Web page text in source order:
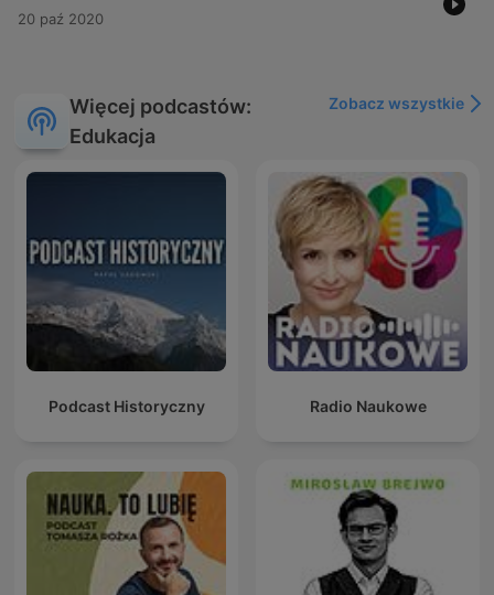
20 paź 2020
Więcej podcastów:
Edukacja
Zobacz wszystkie
Podcast Historyczny Radio Naukowe